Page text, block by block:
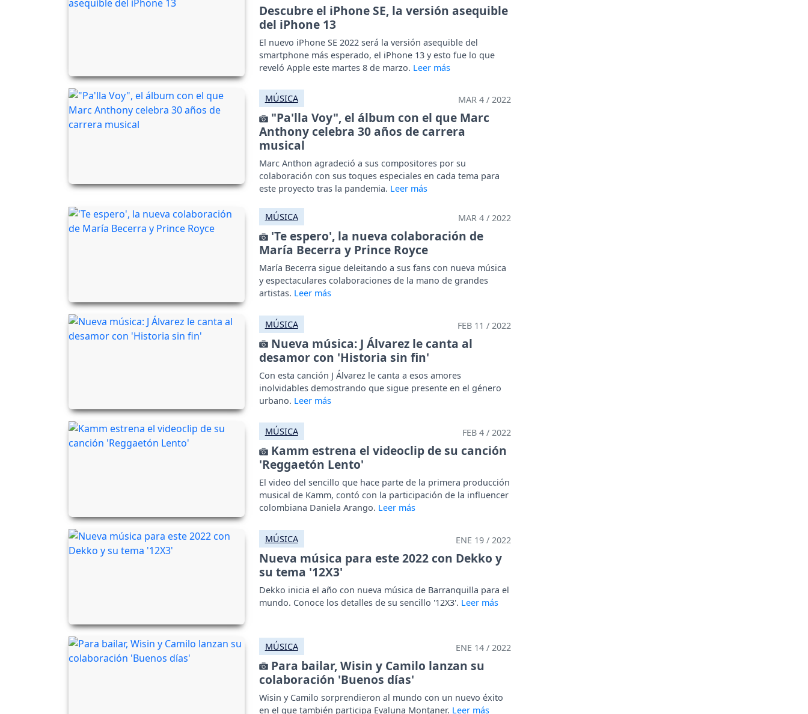
Descubre el iPhone SE, la versión asequible
del iPhone 13
El nuevo iPhone SE 2022 será la versión asequible del
smartphone más esperado, el iPhone 13 y esto fue lo que
reveló Apple este martes 8 de marzo.
MÚSICA MAR 4 / 2022
"Pa'lla Voy", el álbum con el que Marc
Anthony celebra 30 años de carrera
musical
Marc Anthon agradeció a sus compositores por su
colaboración con sus toques especiales en cada tema para
este proyecto tras la pandemia.
MÚSICA MAR 4 / 2022
'Te espero', la nueva colaboración de
María Becerra y Prince Royce
María Becerra sigue deleitando a sus fans con nueva música
y espectaculares colaboraciones de la mano de grandes
artistas.
MÚSICA FEB 11 / 2022
Nueva música: J Álvarez le canta al
desamor con 'Historia sin fin'
Con esta canción J Álvarez le canta a esos amores
inolvidables demostrando que sigue presente en el género
urbano.
MÚSICA FEB 4 / 2022
Kamm estrena el videoclip de su canción
'Reggaetón Lento'
El video del sencillo que hace parte de la primera producción
musical de Kamm, contó con la participación de la influencer
colombiana Daniela Arango.
MÚSICA ENE 19 / 2022
Nueva música para este 2022 con Dekko y
su tema '12X3'
Dekko inicia el año con nueva música de Barranquilla para el
mundo. Conoce los detalles de su sencillo '12X3'.
MÚSICA ENE 14 / 2022
Para bailar, Wisin y Camilo lanzan su
colaboración 'Buenos días'
Wisin y Camilo sorprendieron al mundo con un nuevo éxito
en el que también participa Evaluna Montaner.